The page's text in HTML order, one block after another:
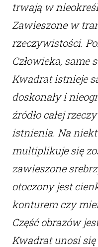
trwają w
Zawieszone w
rzeczywistości.
Człowieka, same
Kwadrat istnieje
doskonały i
źródło całej
istnienia. Na
multiplikuje się
zawieszone
otoczony jest
konturem czy
Część obrazów
Kwadrat unosi